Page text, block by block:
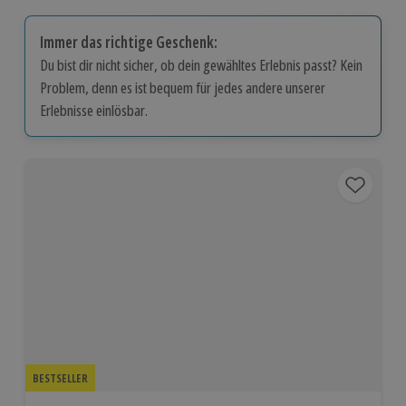
Immer das richtige Geschenk:
Du bist dir nicht sicher, ob dein gewähltes Erlebnis passt? Kein
Problem, denn es ist bequem für jedes andere unserer
Erlebnisse einlösbar.
BESTSELLER